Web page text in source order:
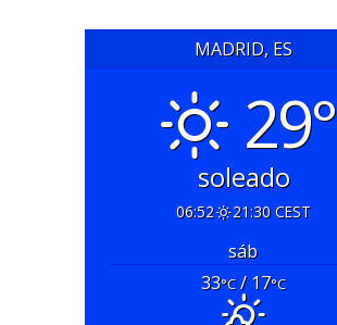
MADRID, ES
29°
soleado
06:52 21:30 CEST
sáb
33°C/ 17°C